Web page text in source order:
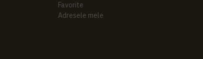
Favorite
Adresele mele